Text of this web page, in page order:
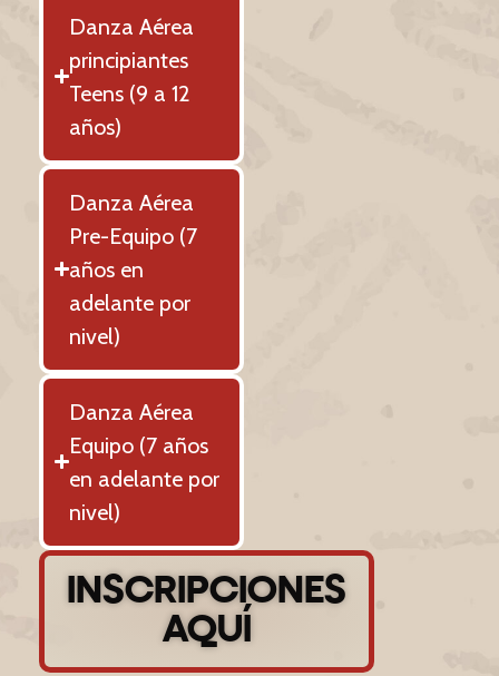
Danza Aérea
principiantes
Teens (9 a 12
años)
Danza Aérea
Pre-Equipo (7
años en
adelante por
nivel)
Danza Aérea
Equipo (7 años
en adelante por
nivel)
INSCRIPCIONES
AQUÍ